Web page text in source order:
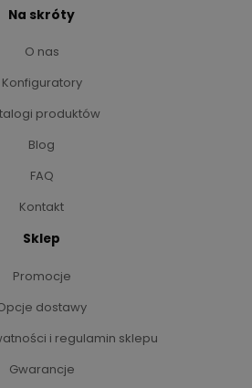
Na skróty
O nas
Konfiguratory
produktów
Blog
FAQ
Kontakt
Sklep
Promocje
dostawy
i regulamin sklepu
Gwarancje